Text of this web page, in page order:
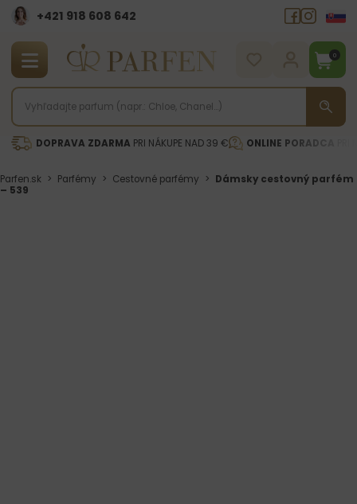
+421 918 608 642‬
0
DOPRAVA ZDARMA PRI NÁKUPE NAD 39 € ONLINE PORADCA
Parfen.sk > Parfémy > Cestovné parfémy > Dámsky cestovný parfém
– 539